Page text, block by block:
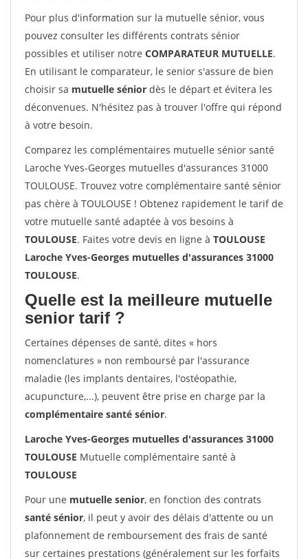
Pour plus d'information sur la mutuelle sénior, vous
pouvez consulter les différents contrats sénior
possibles et utiliser notre COMPARATEUR MUTUELLE.
En utilisant le comparateur, le senior s'assure de bien
choisir sa mutuelle sénior dès le départ et évitera les
déconvenues. N'hésitez pas à trouver l'offre qui répond
à votre besoin.
Comparez les complémentaires mutuelle sénior santé
Laroche Yves-Georges mutuelles d'assurances 31000
TOULOUSE. Trouvez votre complémentaire santé sénior
pas chère à TOULOUSE ! Obtenez rapidement le tarif de
votre mutuelle santé adaptée à vos besoins à
TOULOUSE. Faites votre devis en ligne à TOULOUSE
Laroche Yves-Georges mutuelles d'assurances 31000
TOULOUSE.
Quelle est la meilleure mutuelle
senior tarif ?
Certaines dépenses de santé, dites « hors
nomenclatures » non remboursé par l'assurance
maladie (les implants dentaires, l'ostéopathie,
acupuncture,...), peuvent être prise en charge par la
complémentaire santé sénior.
Laroche Yves-Georges mutuelles d'assurances 31000
TOULOUSE Mutuelle complémentaire santé à
TOULOUSE
Pour une mutuelle senior, en fonction des contrats
santé sénior, il peut y avoir des délais d'attente ou un
plafonnement de remboursement des frais de santé
sur certaines prestations (généralement sur les forfaits